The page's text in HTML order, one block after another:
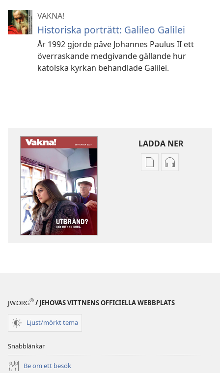
VAKNA!
Historiska porträtt: Galileo Galilei
År 1992 gjorde påve Johannes Paulus II ett
överraskande medgivande gällande hur
katolska kyrkan behandlade Galilei.
LADDA NER
Valmöjligheter
JW.ORG® / JEHOVAS VITTNENS OFFICIELLA WEBBPLATS
Ljust/mörkt tema
Snabblänkar
Be om ett besök